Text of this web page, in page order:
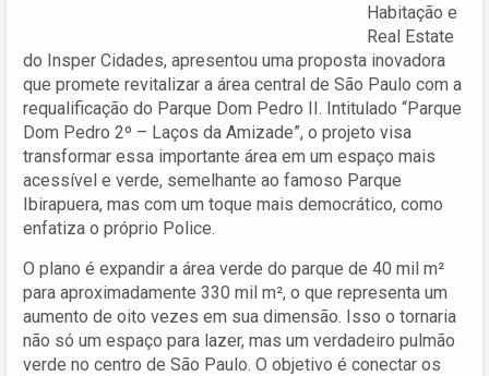
Habitação e
Real Estate
do Insper Cidades, apresentou uma proposta inovadora
que promete revitalizar a área central de São Paulo com a
requalificação do Parque Dom Pedro II. Intitulado “Parque
Dom Pedro 2º – Laços da Amizade”, o projeto visa
transformar essa importante área em um espaço mais
acessível e verde, semelhante ao famoso Parque
Ibirapuera, mas com um toque mais democrático, como
enfatiza o próprio Police.
O plano é expandir a área verde do parque de 40 mil m²
para aproximadamente 330 mil m², o que representa um
aumento de oito vezes em sua dimensão. Isso o tornaria
não só um espaço para lazer, mas um verdadeiro pulmão
verde no centro de São Paulo. O objetivo é conectar os